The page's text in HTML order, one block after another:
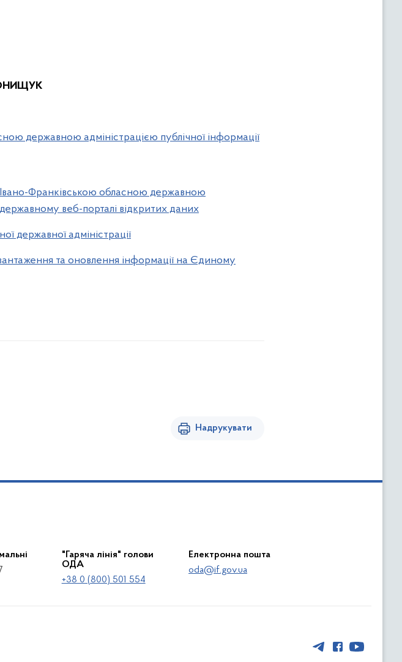
державною адміністрацією публічної інформації
Франківською обласною державною
веб-порталі відкритих даних
державної адміністрації
та оновлення інформації на Єдиному
Надрукувати
"Гаряча лінія" голови
ОДА
+38 0 (800) 501 554
Електронна пошта
oda@if.gov.ua